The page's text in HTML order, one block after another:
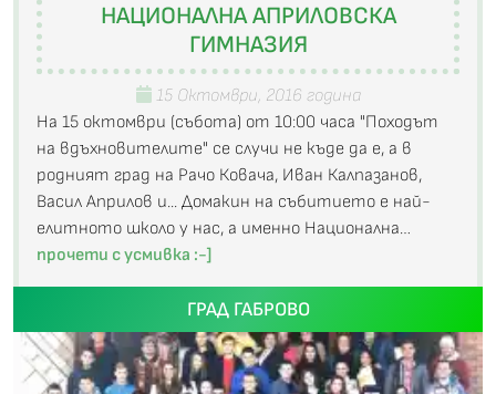
НАЦИОНАЛНА АПРИЛОВСКА
ГИМНАЗИЯ
15 Октомври, 2016 година
На 15 октомври (събота) от 10:00 часа "Походът
на вдъхновителите" се случи не къде да е, а в
родният град на Рачо Ковача, Иван Калпазанов,
Васил Априлов и... Домакин на събитието е най-
елитното школо у нас, а именно Национална…
прочети с усмивка :-]
ГРАД ГАБРОВО